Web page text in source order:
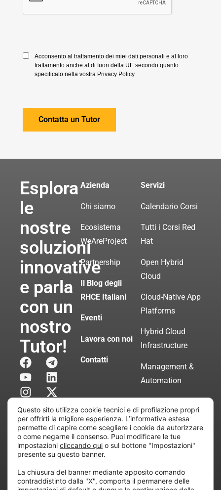
Acconsento al trattamento dei miei dati personali e al loro
trattamento anche al di fuori della UE secondo quanto
specificato nella vostra Privacy Policy
Esplora
le
nostre
soluzioni
innovative
e parla
con un
nostro
Tutor!
Azienda
Chi siamo
Ecosistema
WeAreProject
Partnership
Il Blog degli
RHCE Italiani
Eventi
Lavora con noi
Contatti
Servizi
Calendario Corsi
Tutti i Corsi Red
Hat
Open Hybrid
Cloud
Cloud-Native App
Platforms
Hybrid Cloud
Infrastructure
Management &
Automation
Consulenza
Certificata
all’attività di direzione e coordinamento di “Project
Informatica”
Questo sito utilizza cookie tecnici e di profilazione propri
per offrirti la migliore esperienza. L’informativa estesa
permette di capire come scegliere i cookie da autorizzare
o come negarne il consenso. Puoi modificare le tue
impostazioni cliccando qui o sul bottone "Impostazioni"
presente su questo banner.
La chiusura del banner mediante apposito comando
contraddistinto dalla "X", comporta il permanere delle